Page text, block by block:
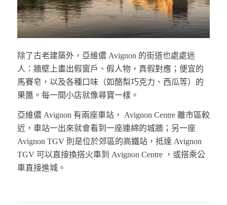
除了古老建築外，亞維儂 Avignon 的街道也處處迷
人：牆壁上畫出假窗戶、假人物，真假對應；便宜的
馬賽皂，以及各種口味（如酪梨巧克力、西瓜等）的
果醬。每一間小店就像尋寶一樣。
亞維儂 Avignon 有兩座車站， Avignon Centre 離市區較
近，車站一出來就會看到一座連綿的城牆；另一座
Avignon TGV 則是位於郊區的高鐵站，抵達 Avignon
TGV 可以直接換搭火車到 Avignon Centre ，或搭乘公
車直接進城。